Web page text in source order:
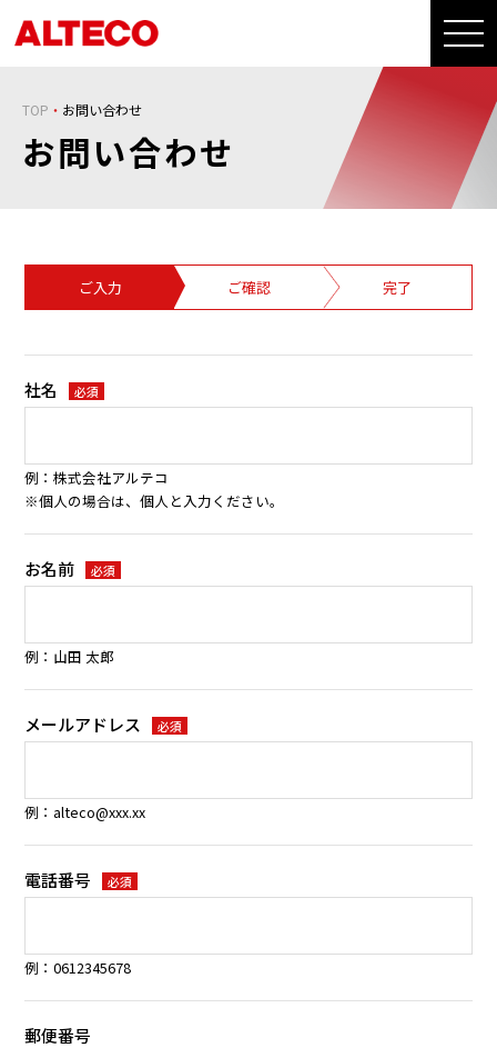
TOP お問い合わせ
お問い合わせ
ご入力 ご確認 完了
社名 必須
例：株式会社アルテコ
※個人の場合は、個人と入力ください。
お名前 必須
例：山田 太郎
メールアドレス 必須
例：alteco@xxx.xx
電話番号 必須
例：0612345678
郵便番号